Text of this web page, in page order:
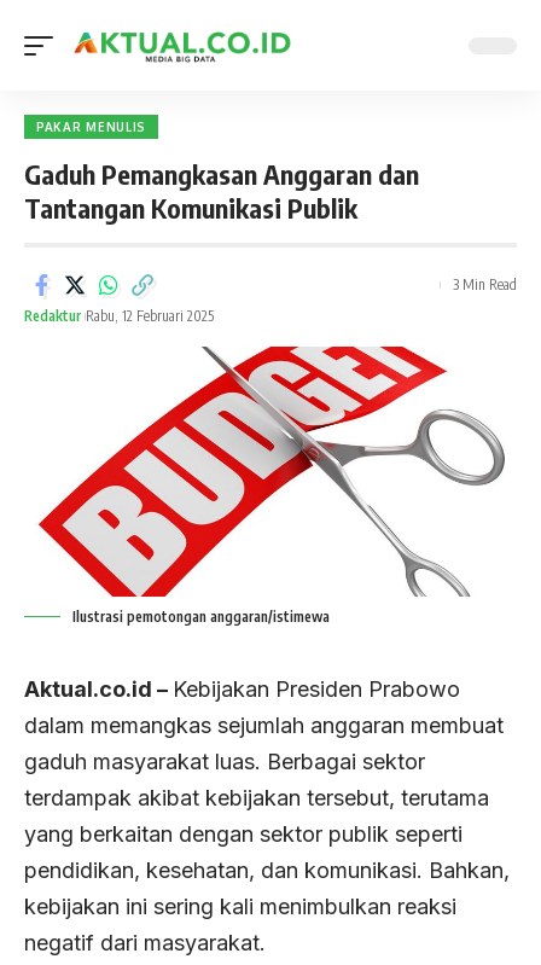
PAKAR MENULIS
Gaduh Pemangkasan Anggaran dan
Tantangan Komunikasi Publik
Redaktur Rabu, 12 Februari 2025
3 Min Read
Ilustrasi pemotongan anggaran/istimewa
Aktual.co.id – Kebijakan Presiden Prabowo
dalam memangkas sejumlah anggaran membuat
gaduh masyarakat luas. Berbagai sektor
terdampak akibat kebijakan tersebut, terutama
yang berkaitan dengan sektor publik seperti
pendidikan, kesehatan, dan komunikasi. Bahkan,
kebijakan ini sering kali menimbulkan reaksi
negatif dari masyarakat.